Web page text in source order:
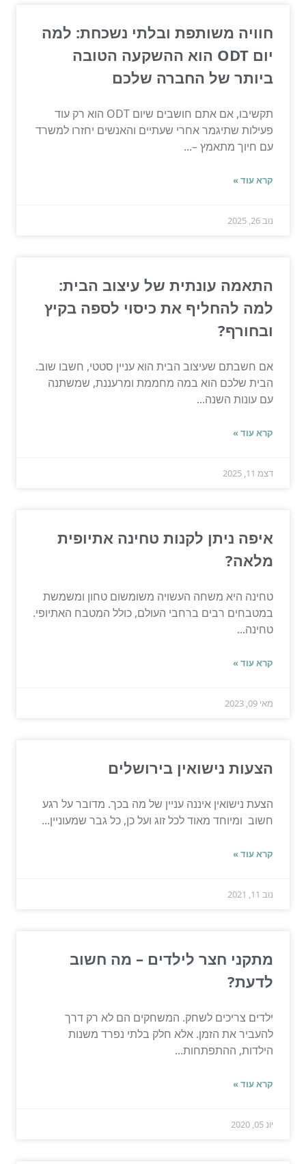
חוויה משותפת ובלתי נשכחת: למה
יום ODT הוא ההשקעה הטובה
ביותר של החברה שלכם
תקשיבו, אם אתם חושבים שיום ODT הוא רק עוד
פעילות שתיגמר אחרי שעתיים והאנשים יחזרו למשרד
עם חיוך מתאמץ –...
קרא עוד »
נוב 26, 2025
התאמה עונתית של עיצוב הבית:
למה להחליף את כיסוי לספה בקיץ
ובחורף?
אם חשבתם שעיצוב הבית הוא עניין סטטי, חשבו שוב.
הבית שלכם הוא במה מחממת ומרעננת, שמשתנה
עם עונות השנה...
קרא עוד »
דצמ 11, 2025
איפה ניתן לקנות טחינה אתיופית
מלאה?
טחינה היא משחה העשויה משומשום טחון ומשמשת
במטבחים רבים ברחבי העולם, כולל המטבח האתיופי.
טחינה...
קרא עוד »
מאי 09, 2023
הצעות נישואין בירושלים
הצעת נישואין איננה עניין של מה בכך. מדובר על רגע
חשוב ומיוחד מאוד לכל זוג ועל כן, כל גבר שמעוניין...
קרא עוד »
נוב 11, 2021
מתקני חצר לילדים – מה חשוב
לדעת?
ילדים צריכים לשחק. המשחקים הם לא רק דרך
להעביר את הזמן. אלא חלק בלתי נפרד משנות
הילדות, ההתפתחות...
קרא עוד »
יונ 05, 2020